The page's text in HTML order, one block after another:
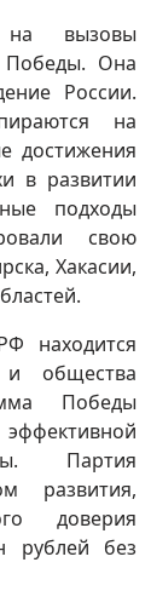
на вызовы
Победы. Она
России.
на
достижения
в развитии
подходы
свою
Хакасии,
находится
и общества
Победы
Партия
развития,
доверия
рублей без